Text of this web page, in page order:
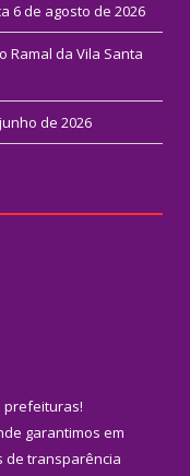
6 de agosto de 2026
Ramal da Vila Santa
de 2026
prefeituras!
garantimos em
de transparência